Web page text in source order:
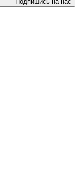
Подпишись на нас